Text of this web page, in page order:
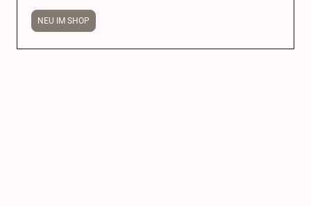
NEU IM SHOP